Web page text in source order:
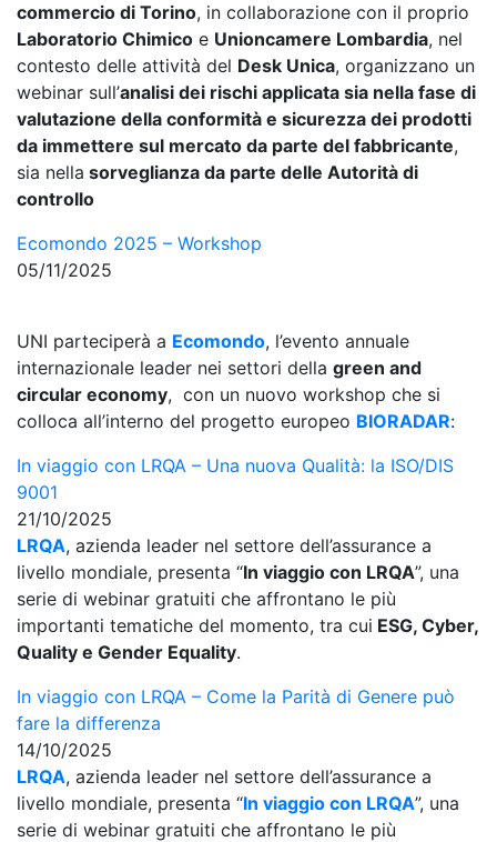
commercio di Torino, in collaborazione con il proprio
Laboratorio Chimico e Unioncamere Lombardia, nel
contesto delle attività del Desk Unica, organizzano un
webinar sull’analisi dei rischi applicata sia nella fase di
valutazione della conformità e sicurezza dei prodotti
da immettere sul mercato da parte del fabbricante,
sia nella sorveglianza da parte delle Autorità di
controllo
Ecomondo 2025 – Workshop
05/11/2025
UNI parteciperà a Ecomondo, l’evento annuale
internazionale leader nei settori della green and
circular economy, con un nuovo workshop che si
colloca all’interno del progetto europeo BIORADAR:
In viaggio con LRQA – Una nuova Qualità: la ISO/DIS
9001
21/10/2025
LRQA, azienda leader nel settore dell’assurance a
livello mondiale, presenta “In viaggio con LRQA”, una
serie di webinar gratuiti che affrontano le più
importanti tematiche del momento, tra cui ESG, Cyber,
Quality e Gender Equality.
In viaggio con LRQA – Come la Parità di Genere può
fare la differenza
14/10/2025
LRQA, azienda leader nel settore dell’assurance a
livello mondiale, presenta “In viaggio con LRQA”, una
serie di webinar gratuiti che affrontano le più